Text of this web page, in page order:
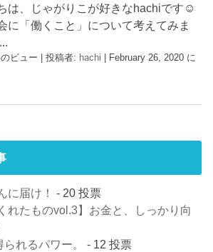
は、じゃがりこが好きなhachiです☺︎
に「働くこと」について考えてみま
ビュー |投稿者: hachi
February 26, 2020 に
に届け！
- 20 投票
れたものvol.3】お金と、しっかり向
れるパワー。
- 12 投票